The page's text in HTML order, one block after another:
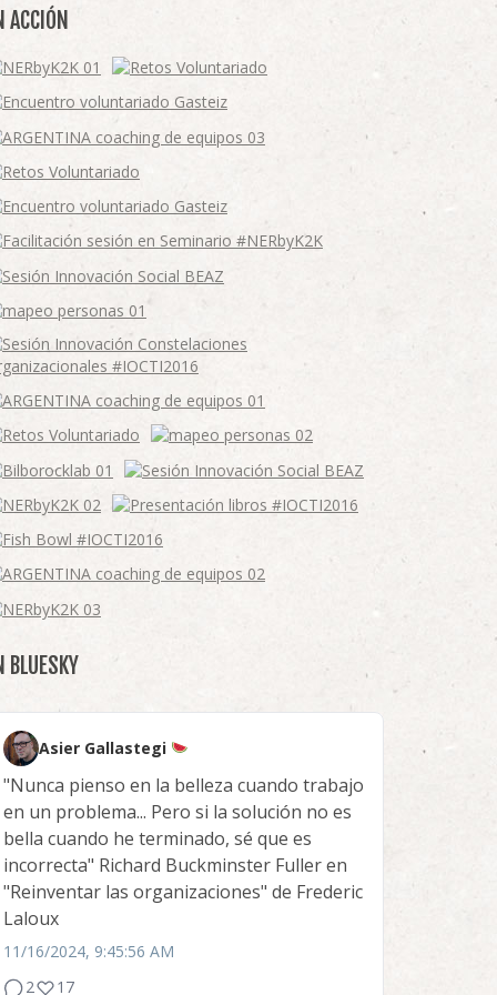
ACCIÓN
BLUESKY
Asier Gallastegi
"Nunca pienso en la belleza cuando trabajo
en un problema... Pero si la solución no es
bella cuando he terminado, sé que es
incorrecta" Richard Buckminster Fuller en
"Reinventar las organizaciones" de Frederic
Laloux
11/16/2024, 9:45:56 AM
2
17